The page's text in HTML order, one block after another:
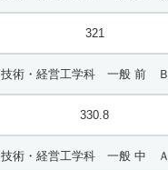
321
技術・経営工学科 一般 前 Ｂ
330.8
技術・経営工学科 一般 中 Ａ